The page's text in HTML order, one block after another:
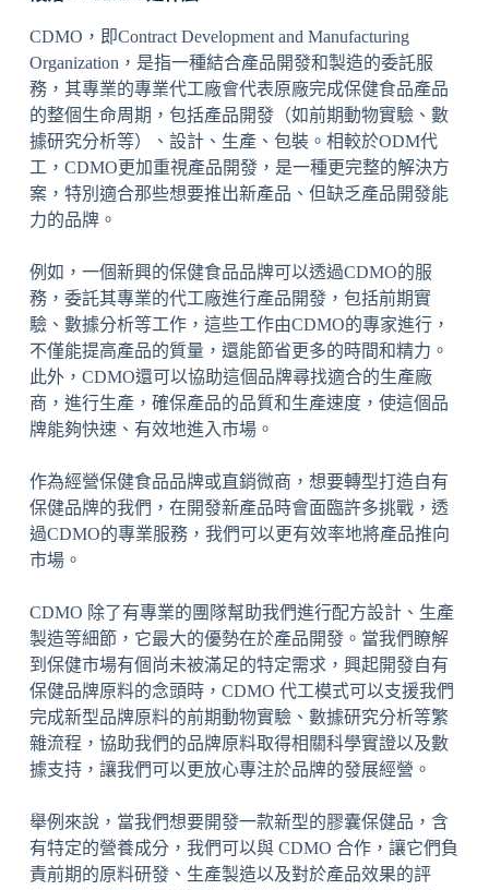
CDMO，即Contract Development and Manufacturing
Organization，是指一種結合產品開發和製造的委託服
務，其專業的專業代工廠會代表原廠完成保健食品產品
的整個生命周期，包括產品開發（如前期動物實驗、數
據研究分析等）、設計、生產、包裝。相較於ODM代
工，CDMO更加重視產品開發，是一種更完整的解決方
案，特別適合那些想要推出新產品、但缺乏產品開發能
力的品牌。
例如，一個新興的保健食品品牌可以透過CDMO的服
務，委託其專業的代工廠進行產品開發，包括前期實
驗、數據分析等工作，這些工作由CDMO的專家進行，
不僅能提高產品的質量，還能節省更多的時間和精力。
此外，CDMO還可以協助這個品牌尋找適合的生產廠
商，進行生產，確保產品的品質和生產速度，使這個品
牌能夠快速、有效地進入市場。
作為經營保健食品品牌或直銷微商，想要轉型打造自有
保健品牌的我們，在開發新產品時會面臨許多挑戰，透
過CDMO的專業服務，我們可以更有效率地將產品推向
市場。
CDMO 除了有專業的團隊幫助我們進行配方設計、生產
製造等細節，它最大的優勢在於產品開發。當我們瞭解
到保健市場有個尚未被滿足的特定需求，興起開發自有
保健品牌原料的念頭時，CDMO 代工模式可以支援我們
完成新型品牌原料的前期動物實驗、數據研究分析等繁
雜流程，協助我們的品牌原料取得相關科學實證以及數
據支持，讓我們可以更放心專注於品牌的發展經營。
舉例來說，當我們想要開發一款新型的膠囊保健品，含
有特定的營養成分，我們可以與 CDMO 合作，讓它們負
責前期的原料研發、生產製造以及對於產品效果的評